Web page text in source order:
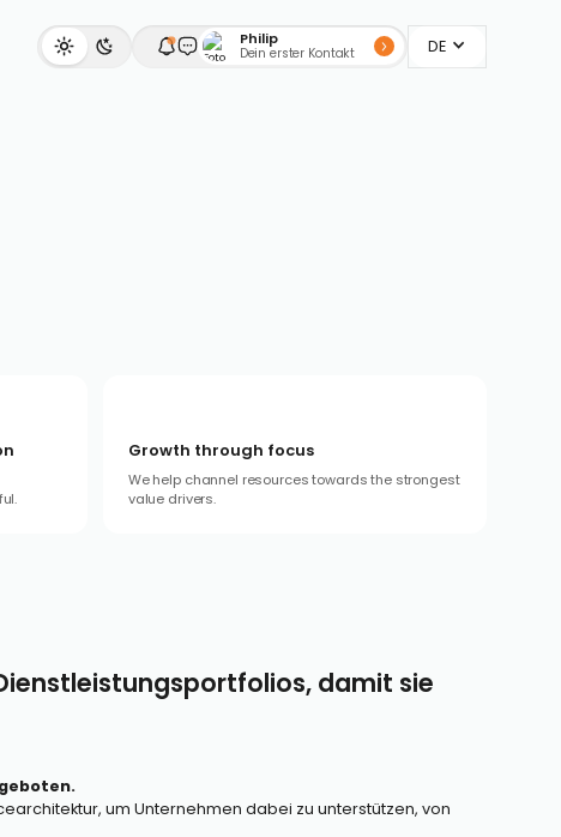
Philip
Dein erster Kontakt DE
Growth through focus
We help channel resources towards the strongest
value drivers.
damit sie
um Unternehmen dabei zu unterstützen, von